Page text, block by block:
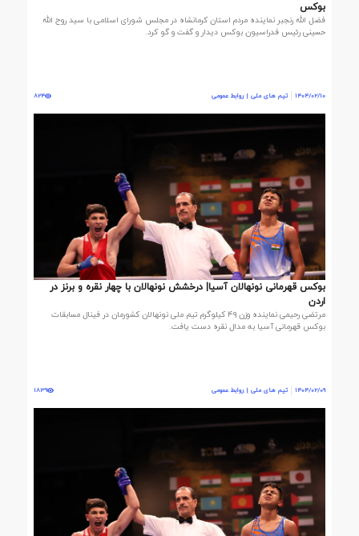
بوکس
فضل الله رنجبر نماینده مردم استان کرمانشاه در مجلس شورای اسلامی با سید روح الله
حسینی رئیس فدراسیون بوکس دیدار و گفت و گو کرد.
1404/02/10 تیم های ملی | روابط عمومی 824
بوکس قهرمانی نونهالان آسیا| درخشش نونهالان با چهار نقره و برنز در
اردن
مرتضی رحیمی نماینده وزن ۴۹ کیلوگرم تیم ملی نونهالان کشورمان در فینال مسابقات
بوکس قهرمانی آسیا به مدال نقره دست یافت.
1404/02/09 تیم های ملی | روابط عمومی 1839